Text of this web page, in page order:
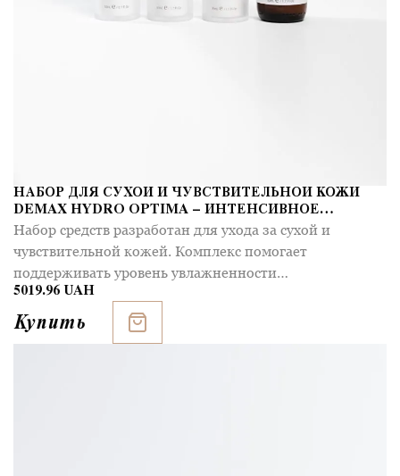
НАБОР ДЛЯ СУХОЙ И ЧУВСТВИТЕЛЬНОЙ КОЖИ
DEMAX HYDRO OPTIMA – ИНТЕНСИВНОЕ
УВЛАЖНЕНИЕ
Набор средств разработан для ухода за сухой и
чувствительной кожей. Комплекс помогает
поддерживать уровень увлажненности…
5019.96 UAH
Купить